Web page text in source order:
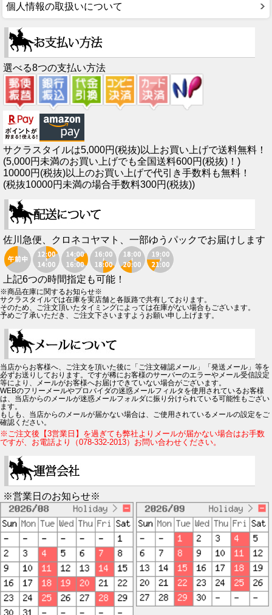
個人情報の取扱いについて
選べる8つの支払い方法
サクラスタイルは5,000円(税抜)以上お買い上げで送料無料！
(5,000円未満のお買い上げでも全国送料600円(税抜)！)
10000円(税抜)以上のお買い上げで代引き手数料も無料！
(税抜10000円未満の場合手数料300円(税抜))
佐川急便、クロネコヤマト、一部ゆうパックでお届けします
上記6つの時間指定も可能！
※商品在庫に関するお知らせ※
サクラスタイルでは在庫を実店舗と各販路で共有しております。
そのため、ご注文頂いたタイミングによっては在庫がない場合もございます。
予めご了承いただき、ご注文下さいますようお願い申し上げます。
当店からお客様へ、ご注文を頂いた後に「ご注文確認メール」「発送メール」等を
必ずお送りしております。ですが稀にお客様のサーバーのエラーやメール受信設定
等により、メールがお客様へお届けできていない場合がございます。
WEBのフリーメールやプロバイダの迷惑メールフィルタを使用されているお客様
は、当店からのメールが迷惑メールフォルダに振り分けられている可能性もござい
ます。
もしも、当店からのメールが届かない場合は、ご使用されているメールの設定をご
確認ください。
※ご注文後【3営業日】を過ぎても弊社よりメールが届かない場合はお手数
ですが、お電話より（078-332-2013）お問い合わせください。
※営業日のお知らせ※